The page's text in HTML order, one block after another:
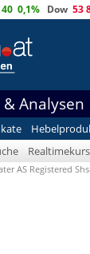
0,1% Dow 53
& Analysen
AS Registered